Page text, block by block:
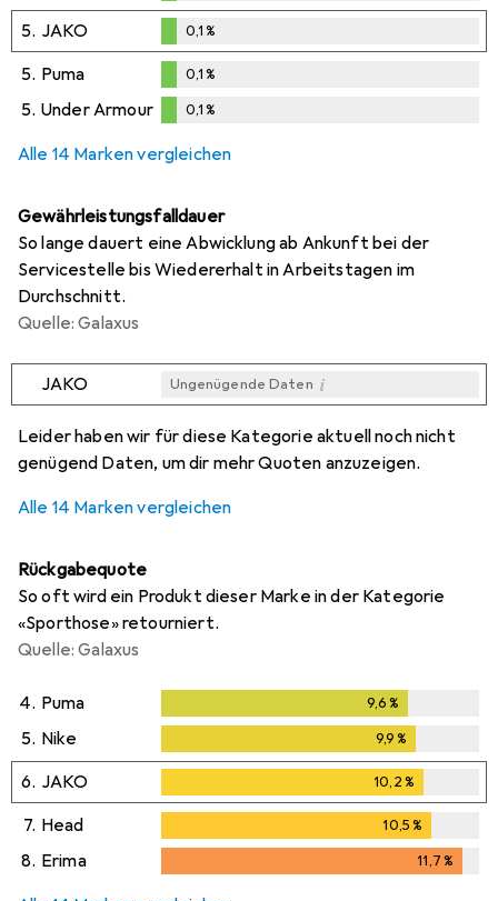
0,1%
5. JAKO
0,1%
0,1%
5. Puma
%
0,1%
5. Under Armour 0,1%
Alle 14 Marken vergleichen
Gewährleistungsfalldauer
So lange dauert eine Abwicklung ab Ankunft bei der
Servicestelle bis Wiedererhalt in Arbeitstagen im
Durchschnitt.
Quelle: Galaxus
JAKO Ungenügende Daten i
Leider haben wir für diese Kategorie aktuell noch nicht
genügend Daten, um dir mehr Quoten anzuzeigen.
Alle 14 Marken vergleichen
Rückgabequote
So oft wird ein Produkt dieser Marke in der Kategorie
«Sporthose» retourniert.
Quelle: Galaxus
4. Puma 9,6%
5. Nike 9,9%
6. JAKO 10,2%
10,2%
7. Head 10,5%
10,5%
8. Erima 11,7%